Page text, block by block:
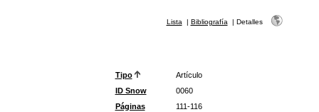
Lista | Bibliografía | Detalles
Tipo
Artículo
ID Snow
0060
Páginas
111-116